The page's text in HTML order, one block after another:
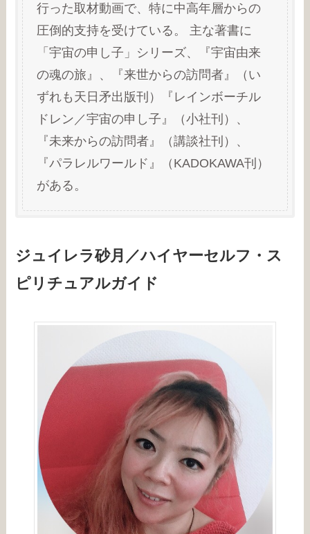
行った取材動画で、特に中高年層からの
圧倒的支持を受けている。 主な著書に
「宇宙の申し子」シリーズ、『宇宙由来
の魂の旅』、『来世からの訪問者』（い
ずれも天日矛出版刊）『レインボーチル
ドレン／宇宙の申し子』（小社刊）、
『未来からの訪問者』（講談社刊）、
『パラレルワールド』（KADOKAWA刊）
がある。
ジュイレラ砂月／ハイヤーセルフ・ス
ピリチュアルガイド